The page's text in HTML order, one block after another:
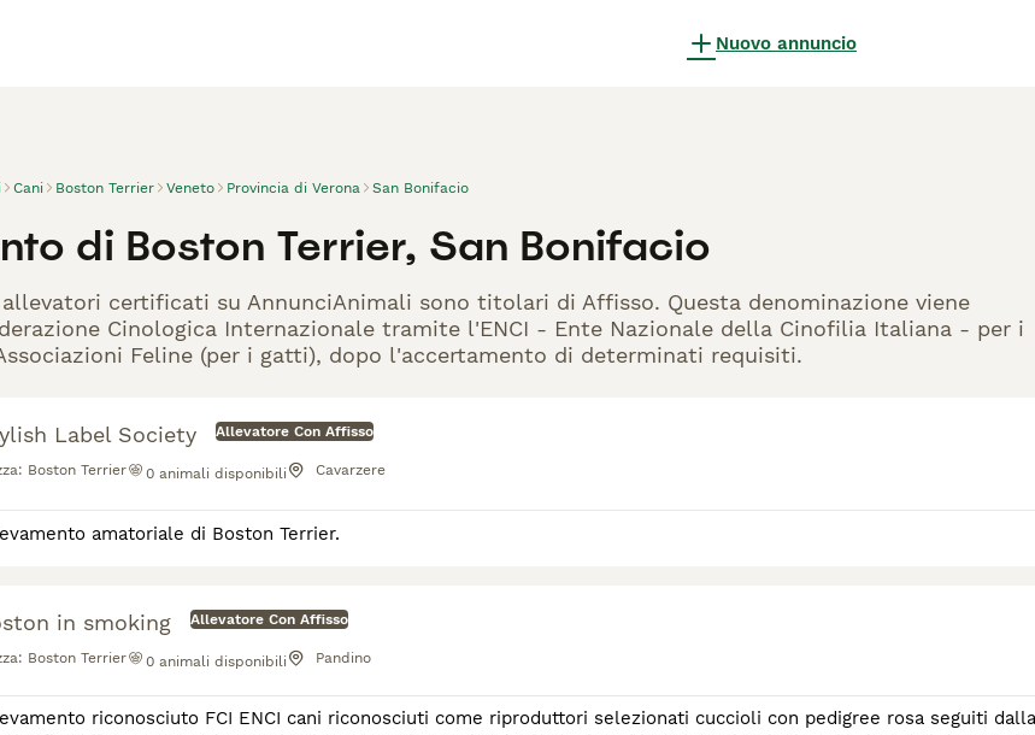
Nuovo annuncio
Cani Boston Terrier Veneto Provincia di Verona San Bonifacio
di Boston Terrier, San Bonifacio
allevatori certificati su AnnunciAnimali sono titolari di Affisso. Questa denominazione viene
Cinologica Internazionale tramite l'ENCI - Ente Nazionale della Cinofilia Italiana - per i
Feline (per i gatti), dopo l'accertamento di determinati requisiti.
Label Society Allevatore Con Affisso
Boston Terrier 0 animali disponibili Cavarzere
amatoriale di Boston Terrier.
in smoking Allevatore Con Affisso
Boston Terrier 0 animali disponibili Pandino
riconosciuto FCI ENCI cani riconosciuti come riproduttori selezionati cuccioli con pedigree rosa seguiti dalla